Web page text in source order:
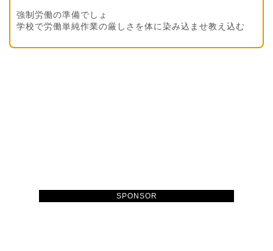
強制労働の準備でしょ
学校で労働単純作業の厳しさを体に染み込ませ教え込む
SPONSOR